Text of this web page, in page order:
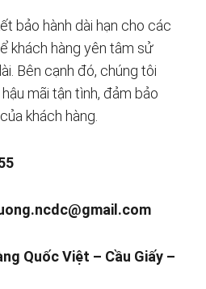
bảo hành dài hạn cho các
khách hàng yên tâm sử
Bên cạnh đó, chúng tôi
mãi tận tình, đảm bảo
khách hàng.
Quốc Việt – Cầu Giấy –